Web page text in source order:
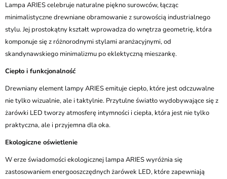
Lampa ARIES celebruje naturalne piękno surowców, łącząc
minimalistyczne drewniane obramowanie z surowością industrialnego
stylu. Jej prostokątny kształt wprowadza do wnętrza geometrię, która
komponuje się z różnorodnymi stylami aranżacyjnymi, od
skandynawskiego minimalizmu po eklektyczną mieszankę.
Ciepło i funkcjonalność
Drewniany element lampy ARIES emituje ciepło, które jest odczuwalne
nie tylko wizualnie, ale i taktylnie. Przytulne światło wydobywające się z
żarówki LED tworzy atmosferę intymności i ciepła, która jest nie tylko
praktyczna, ale i przyjemna dla oka.
Ekologiczne oświetlenie
W erze świadomości ekologicznej lampa ARIES wyróżnia się
zastosowaniem energooszczędnych żarówek LED, które zapewniają